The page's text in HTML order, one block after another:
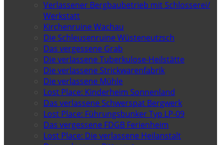
Verlassener Bergbaubetrieb mit Schlosserei/
Werkstatt
Kirchenruine Wachau
Die Schleusenruine Wüsteneutzsch
Das vergessene Grab
Die verlassene Tuberkulose-Heilstätte
Die verlassene Strickwarenfabrik
Die verlassene Mühle
Lost Place: Kinderheim Sonnenland
Das verlassene Schwerspat Bergwerk
Lost Place: Führungsbunker Typ LP-09
Das vergessene FDGB Ferienheim
Lost Place: Die verlassene Heilanstalt